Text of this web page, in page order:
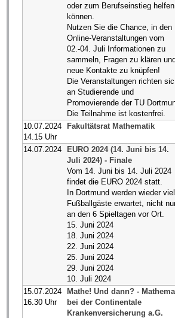
oder zum Berufseinstieg helfen
können.
Nutzen Sie die Chance, in den
Online-Veranstaltungen vom
02.-04. Juli Informationen zu
sammeln, Fragen zu klären
neue Kontakte zu knüpfen!
Die Veranstaltungen richten
an Studierende und
Promovierende der TU
Die Teilnahme ist kostenfrei.
10.07.2024
14.15 Uhr
Fakultätsrat Mathematik
14.07.2024
EURO 2024 (14. Juni bis 14.
Juli 2024) - Finale
Vom 14. Juni bis 14. Juli 2024
findet die EURO 2024 statt.
In Dortmund werden wieder
Fußballgäste erwartet, nicht
an den 6 Spieltagen vor Ort.
15. Juni 2024
18. Juni 2024
22. Juni 2024
25. Juni 2024
29. Juni 2024
10. Juli 2024
15.07.2024
16.30 Uhr
Mathe! Und dann? -
bei der Continentale
Krankenversicherung a.G.